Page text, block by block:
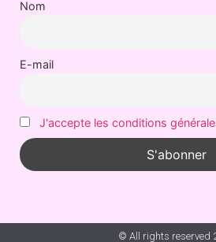
Nom
E-mail
J'accepte les conditions
© All rights reserved